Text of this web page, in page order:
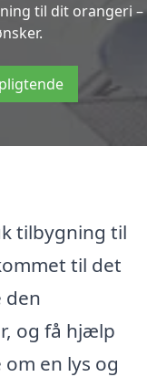
til dit orangeri –
tilbygning til
til det
den
og få hjælp
en lys og